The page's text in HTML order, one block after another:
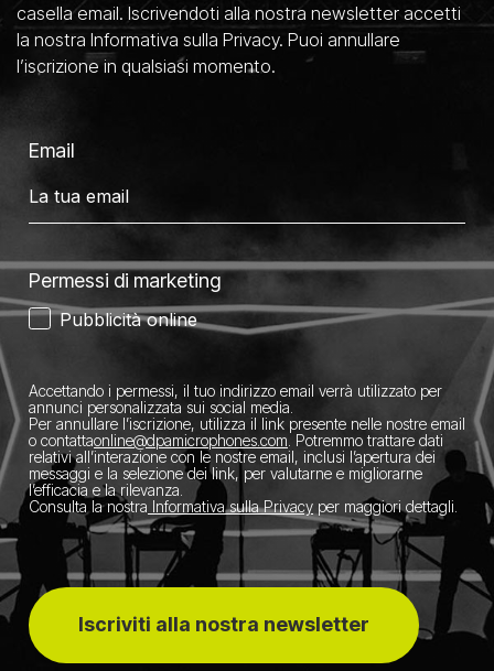
casella email. Iscrivendoti alla nostra newsletter accetti
la nostra Informativa sulla Privacy. Puoi annullare
l’iscrizione in qualsiasi momento.
Email
Permessi di marketing
Pubblicità online
Accettando i permessi, il tuo indirizzo email verrà utilizzato per
annunci personalizzata sui social media.
Per annullare l’iscrizione, utilizza il link presente nelle nostre email
o contatta​online@dpamicrophones.com . Potremmo trattare dati
relativi all’interazione con le nostre email, inclusi l’apertura dei
messaggi e la selezione dei link, per valutarne e migliorarne
l’efficacia e la rilevanza.
Consulta la nostra Informativa sulla Privacy per maggiori dettagli.
Iscriviti alla nostra newsletter